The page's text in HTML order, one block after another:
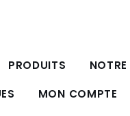
PRODUITS
MON COMPTE